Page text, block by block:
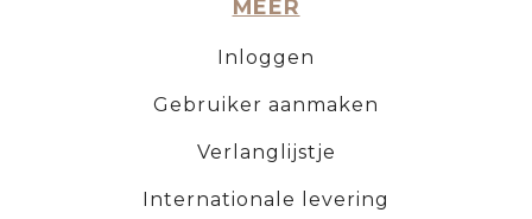
MEER
Inloggen
Gebruiker aanmaken
Verlanglijstje
Internationale levering